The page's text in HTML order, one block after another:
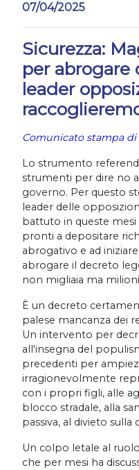
07/04/2025
Sicurezza:
per
leader
Comunicato stampa di
Lo strumento
strumenti per dire no
governo. Per questo
leader delle
battuto in queste mesi
pronti a depositare
abrogativo e ad
abrogare il decreto
non migliaia ma
È un decreto
palese mancanza dei
Un intervento per
all'insegna del
precedenti per
irragionevolmente
con i propri figli, alle
blocco stradale, alla
passiva, al divieto sulla
Un colpo letale al
che per mesi ha